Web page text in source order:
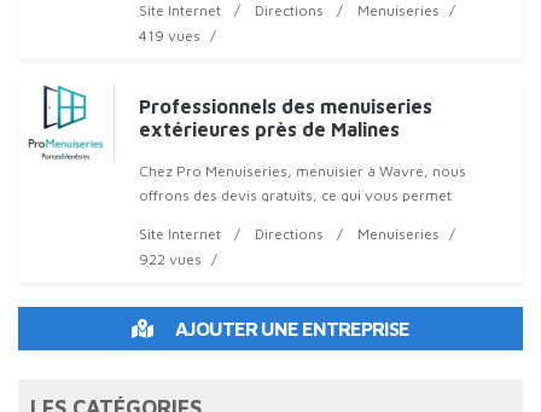
neuf comme en rén
Site Internet Directions
Menuiseries
419 vues
Professionnels des menuiseries
extérieures près de Malines
Chez Pro Menuiseries, menuisier à Wavre, nous
offrons des devis gratuits, ce qui vous permet
Site Internet Directions
Menuiseries
922 vues
AJOUTER UNE ENTREPRISE